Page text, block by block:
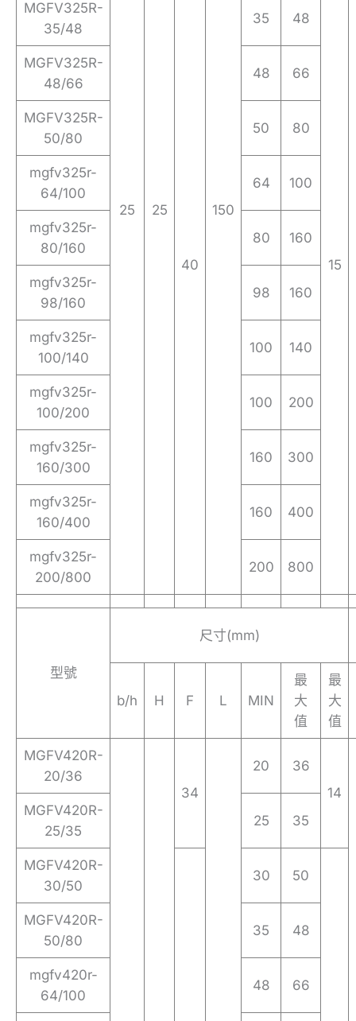
25 25 150
40 15
MGFV325R-
35/48
35 48
MGFV325R-
48/66
48 66
MGFV325R-
50/80
50 80
mgfv325r-
64/100
64 100
mgfv325r-
80/160
80 160
mgfv325r-
98/160
98 160
mgfv325r-
100/140
100 140
mgfv325r-
100/200
100 200
mgfv325r-
160/300
160 300
mgfv325r-
160/400
160 400
mgfv325r-
200/800
200 800
型號
尺寸(mm)
b/h H F L MIN
最
大
值
最
大
值
MGFV420R-
20/36
34
20
36
14
MGFV420R-
25/35
25 35
MGFV420R-
30/50
30 50
MGFV420R-
50/80
35 48
mgfv420r-
64/100
48 66